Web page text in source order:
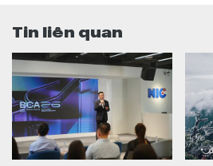
Tin liên quan